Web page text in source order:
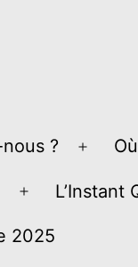
?
Ouvrir
le
Ouvrir
le
L’Instant
2025